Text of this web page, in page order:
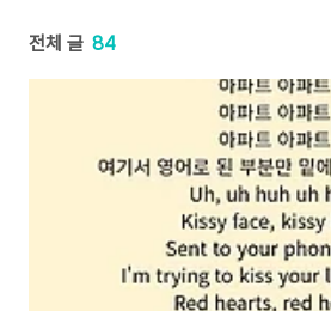
전체 글 84